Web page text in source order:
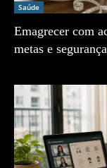
Saúde
Emagrecer com
metas e segurança